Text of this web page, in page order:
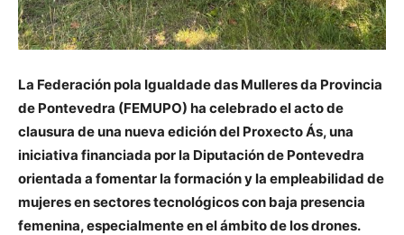
La Federación pola Igualdade das Mulleres da Provincia
de Pontevedra (FEMUPO) ha celebrado el acto de
clausura de una nueva edición del Proxecto Ás, una
iniciativa financiada por la Diputación de Pontevedra
orientada a fomentar la formación y la empleabilidad de
mujeres en sectores tecnológicos con baja presencia
femenina, especialmente en el ámbito de los drones.